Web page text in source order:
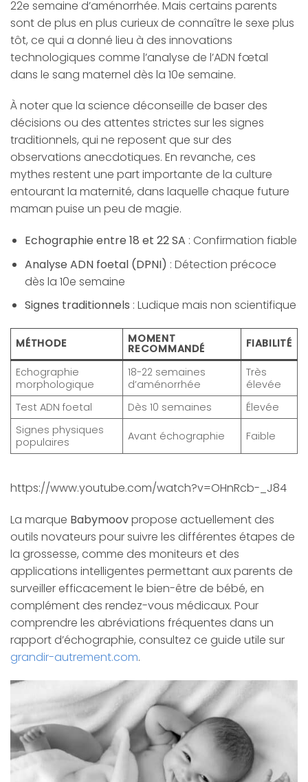
22e semaine d’aménorrhée. Mais certains parents
sont de plus en plus curieux de connaître le sexe plus
tôt, ce qui a donné lieu à des innovations
technologiques comme l’analyse de l’ADN fœtal
dans le sang maternel dès la 10e semaine.
À noter que la science déconseille de baser des
décisions ou des attentes strictes sur les signes
traditionnels, qui ne reposent que sur des
observations anecdotiques. En revanche, ces
mythes restent une part importante de la culture
entourant la maternité, dans laquelle chaque future
maman puise un peu de magie.
Echographie entre 18 et 22 SA : Confirmation fiable
Analyse ADN foetal (DPNI) : Détection précoce
dès la 10e semaine
Signes traditionnels : Ludique mais non scientifique
MÉTHODE MOMENT
RECOMMANDÉ FIABILITÉ
Echographie
morphologique
18-22 semaines
d’aménorrhée
Très
élevée
Test ADN foetal
Dès 10 semaines
Élevée
Signes physiques
populaires
Avant échographie Faible
https://www.youtube.com/watch?v=OHnRcb-_J84
La marque Babymoovpropose actuellement des
outils novateurs pour suivre les différentes étapes de
la grossesse, comme des moniteurs et des
applications intelligentes permettant aux parents de
surveiller efficacement le bien-être de bébé, en
complément des rendez-vous médicaux. Pour
comprendre les abréviations fréquentes dans un
rapport d’échographie, consultez ce guide utile sur
grandir-autrement.com.